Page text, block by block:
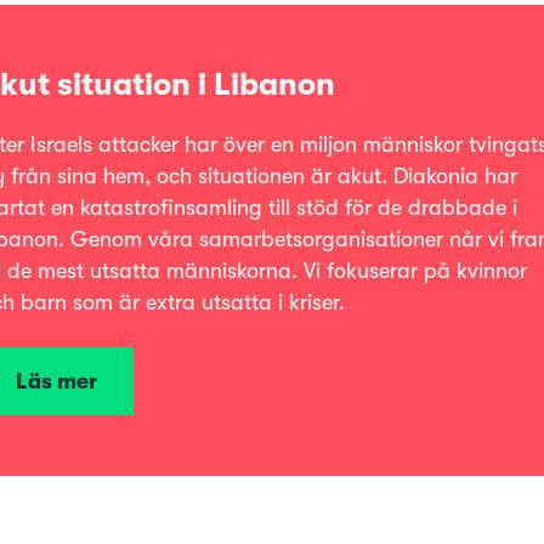
situation i Libanon
Israels attacker har över en miljon människor
från sina hem, och situationen är akut. Diakonia har
en katastrofinsamling till stöd för de drabbade i
Genom våra samarbetsorganisationer når vi
de mest utsatta människorna. Vi fokuserar på kvinnor
barn som är extra utsatta i kriser.
Läs mer